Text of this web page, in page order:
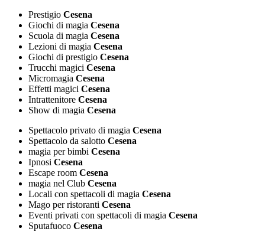
Prestigio Cesena
Giochi di magia Cesena
Scuola di magia Cesena
Lezioni di magia Cesena
Giochi di prestigio Cesena
Trucchi magici Cesena
Micromagia Cesena
Effetti magici Cesena
Intrattenitore Cesena
Show di magia Cesena
Spettacolo privato di magia Cesena
Spettacolo da salotto Cesena
magia per bimbi Cesena
Ipnosi Cesena
Escape room Cesena
magia nel Club Cesena
Locali con spettacoli di magia Cesena
Mago per ristoranti Cesena
Eventi privati con spettacoli di magia Cesena
Sputafuoco Cesena